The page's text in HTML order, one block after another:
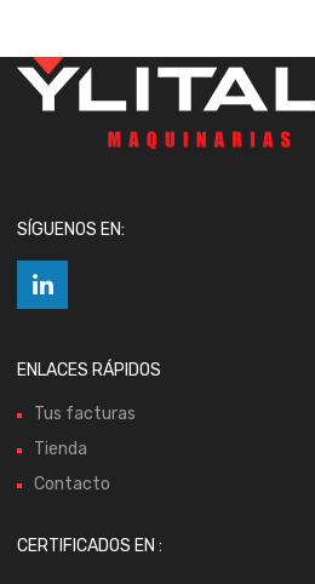
SÍGUENOS EN:
ENLACES RÁPIDOS
Tus facturas
Tienda
Contacto
CERTIFICADOS EN :